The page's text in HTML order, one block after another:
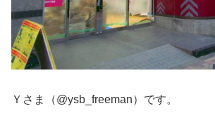
Ｙさま（@ysb_freeman）です。